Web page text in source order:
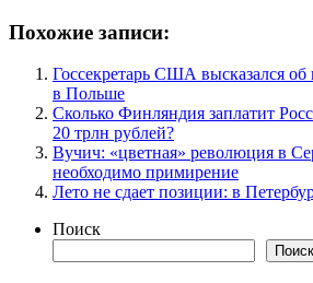
Похожие записи:
Госсекретарь США высказался
в Польше
Сколько Финляндия заплатит
20 трлн рублей?
Вучич: «цветная» революция в
необходимо примирение
Лето не сдает позиции: в
Поиск
Поиск